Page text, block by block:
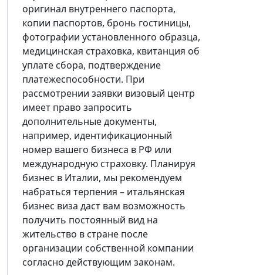
оригинал внутреннего паспорта,
копии паспортов, бронь гостиницы,
фотографии установленного образца,
медицинская страховка, квитанция об
уплате сбора, подтверждение
платежеспособности. При
рассмотрении заявки визовый центр
имеет право запросить
дополнительные документы,
например, идентификационный
номер вашего бизнеса в РФ или
международную страховку. Планируя
бизнес в Италии, мы рекомендуем
набраться терпения – итальянская
бизнес виза даст вам возможность
получить постоянный вид на
жительство в стране после
организации собственной компании
согласно действующим законам.